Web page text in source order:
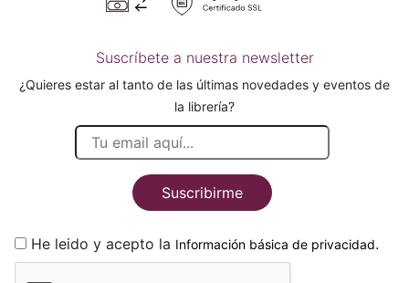
Suscríbete a nuestra newsletter
¿Quieres estar al tanto de las últimas novedades y eventos de
la librería?
Suscribirme
He leido y acepto la Información básica de privacidad.